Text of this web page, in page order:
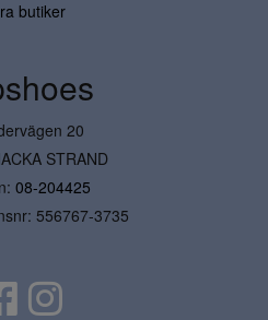
butiker
20
STRAND
08-204425
556767-3735